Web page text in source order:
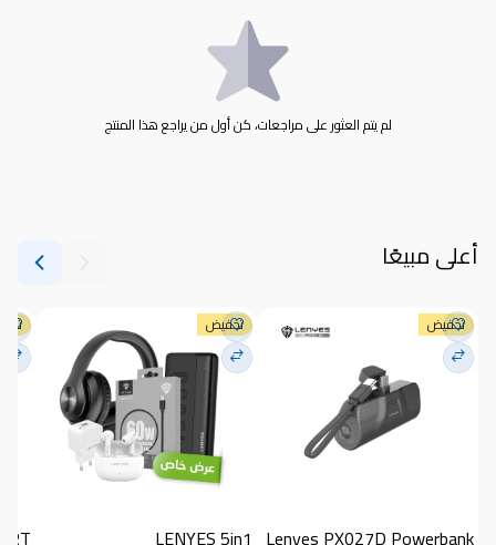
لم يتم العثور على مراجعات، كن أول من يراجع هذا المنتج
أعلى مبيعًا
تخفيض
Lenyes PX027D Powerbank
تخفيض
LENYES 5in1